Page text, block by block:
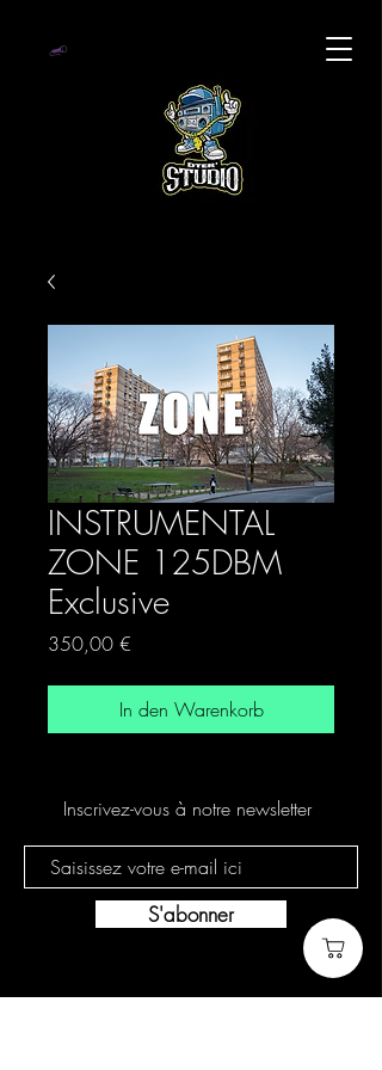
INSTRUMENTAL
ZONE 125DBM
Exclusive
350,00 €
In den Warenkorb
Inscrivez-vous à notre newsletter
S'abonner